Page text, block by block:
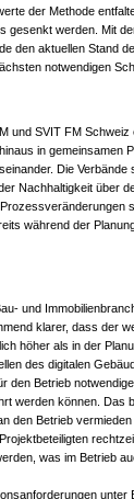
der Methode
gesenkt werden. Mit
den aktuellen Stand
notwendigen
und SVIT FM Schweiz
in gemeinsamen
Die
Nachhaltigkeit über
während der
und
klarer, dass der
höher als in der
des digitalen
den Betrieb
werden können. Das
den Betrieb vermieden
was im Betrieb
unter